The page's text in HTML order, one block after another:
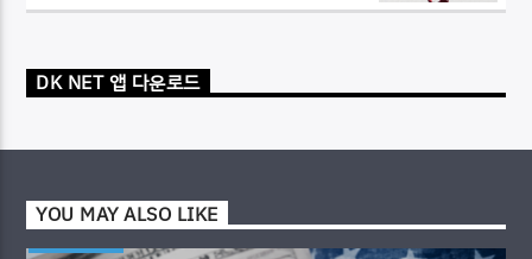
DK NET 앱 다운로드
YOU MAY ALSO LIKE